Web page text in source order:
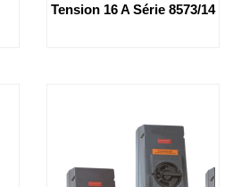
Tension 16 A Série 8573/14